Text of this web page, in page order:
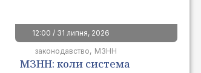
12:00 / 31 липня, 2026
законодавство
МЗНН
МЗНН: коли система